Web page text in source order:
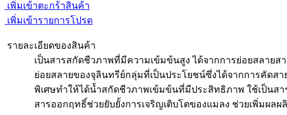
เพิ่มเข้าตะกร้าสินค้า
เพิ่มเข้ารายการโปรด
รายละเอียดของสินค้า
เป็นสารสกัดชีวภาพที่มีความเข้มข้นสูง ได้จากการย่อยสลาย
ย่อยสลายของจุลินทรีย์กลุ่มที่เป็นประโยชน์ซึ่งได้จากการคัดส
พิเศษทำให้ได้น้ำสกัดชีวภาพเข้มข้นที่มีประสิทธิภาพ ใช้เป็นส
สารออกฤทธิ์ช่วยยับยั้งการเจริญเติบโตของแมลง ช่วยเพิ่มผล